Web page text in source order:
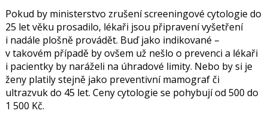
Pokud by ministerstvo zrušení screeningové cytologie do
25 let věku prosadilo, lékaři jsou připravení vyšetření
i nadále plošně provádět. Buď jako indikované –
v takovém případě by ovšem už nešlo o prevenci a lékaři
i pacientky by naráželi na úhradové limity. Nebo by si je
ženy platily stejně jako preventivní mamograf či
ultrazvuk do 45 let. Ceny cytologie se pohybují od 500 do
1 500 Kč.